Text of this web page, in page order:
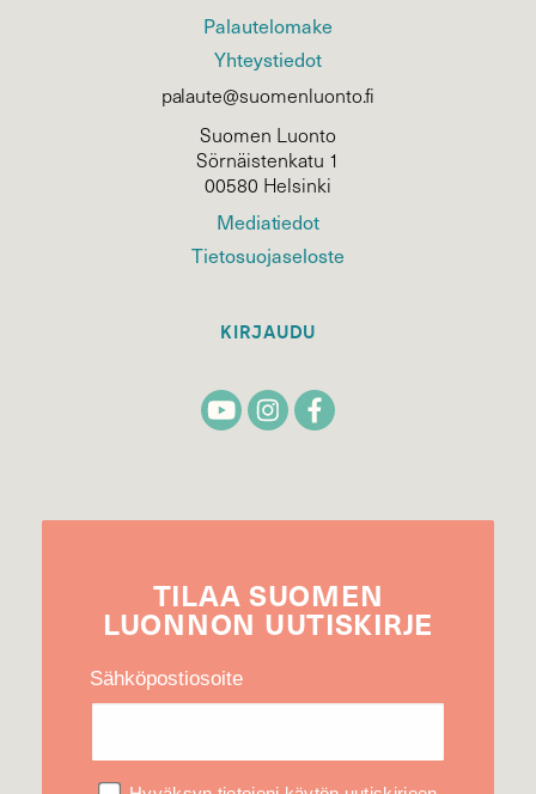
Palautelomake
Yhteystiedot
palaute@suomenluonto.fi
Suomen Luonto
Sörnäistenkatu 1
00580 Helsinki
Mediatiedot
Tietosuojaseloste
KIRJAUDU
TILAA SUOMEN
LUONNON UUTIS­KIRJE
Sähköpostiosoite